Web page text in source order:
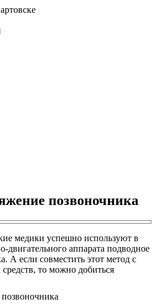
позвоночника
медики успешно используют в
двигательного аппарата подводное
А если совместить этот метод с
то можно добиться